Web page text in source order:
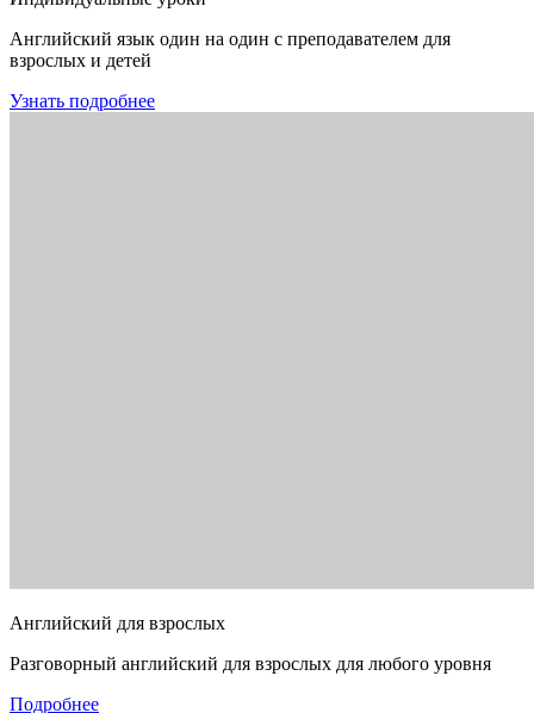
Английский язык один на один с преподавателем для
взрослых и детей
Узнать подробнее
Английский для взрослых
Разговорный английский для взрослых для любого уровня
Подробнее